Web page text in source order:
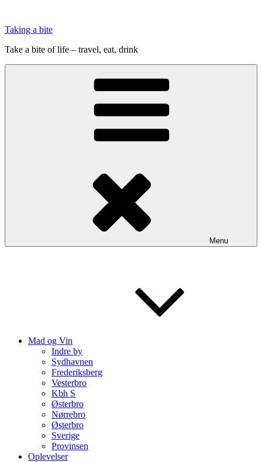
indhold
Taking a bite
Take a bite of life – travel, eat, drink
Menu
Mad og Vin
Indre by
Sydhavnen
Frederiksberg
Vesterbro
Kbh S
Østerbro
Nørrebro
Østerbro
Sverige
Provinsen
Oplevelser